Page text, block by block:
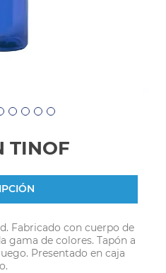
TINOF
Fabricado con cuerpo de
gama de colores. Tapón a
Presentado en caja